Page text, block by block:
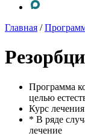
Главная /
Программа
целью
Курс
* В ряде
лечение